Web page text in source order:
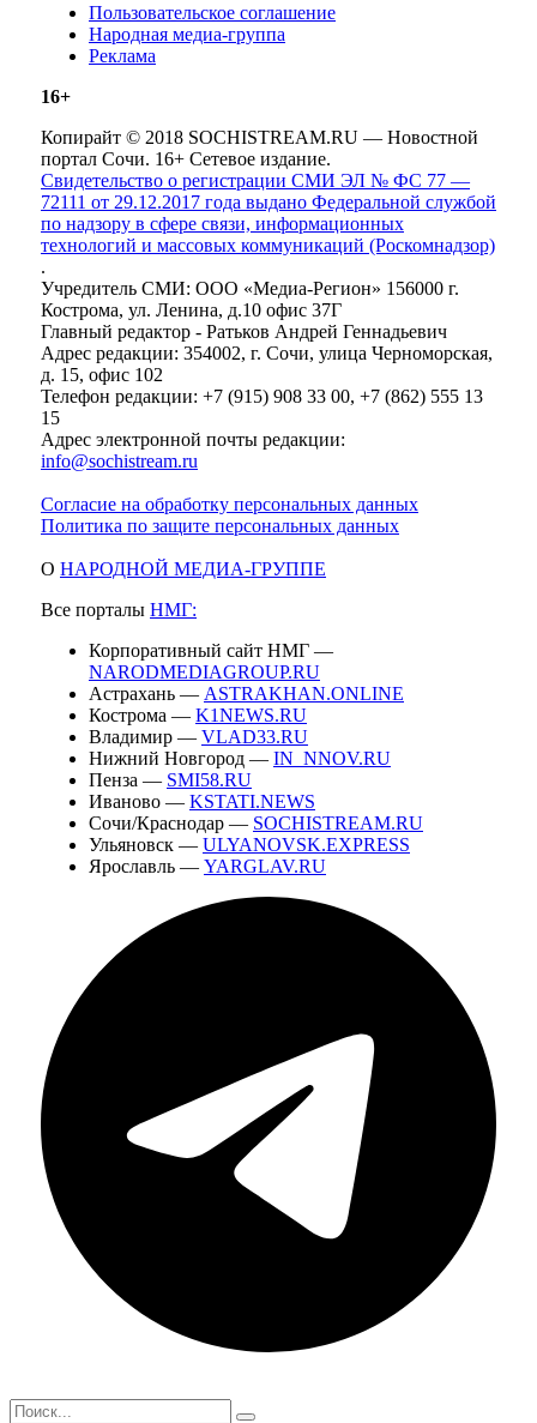
Пользовательское соглашение
Народная медиа-группа
Реклама
16+
Копирайт © 2018 SOCHISTREAM.RU — Новостной
портал Сочи. 16+ Сетевое издание.
Свидетельство о регистрации СМИ ЭЛ № ФС 77 —
72111 от 29.12.2017 года выдано Федеральной службой
по надзору в сфере связи, информационных
технологий и массовых коммуникаций (Роскомнадзор)
.
Учредитель СМИ: ООО «Медиа-Регион» 156000 г.
Кострома, ул. Ленина, д.10 офис 37Г
Главный редактор - Ратьков Андрей Геннадьевич
Адрес редакции: 354002, г. Сочи, улица Черноморская,
д. 15, офис 102
Телефон редакции: +7 (915) 908 33 00, +7 (862) 555 13
15
Адрес электронной почты редакции:
info@sochistream.ru
Согласие на обработку персональных данных
Политика по защите персональных данных
О НАРОДНОЙ МЕДИА-ГРУППЕ
Все порталы НМГ:
Корпоративный сайт НМГ —
NARODMEDIAGROUP.RU
Астрахань — ASTRAKHAN.ONLINE
Кострома — K1NEWS.RU
Владимир — VLAD33.RU
Нижний Новгород — IN_NNOV.RU
Пенза — SMI58.RU
Иваново — KSTATI.NEWS
Сочи/Краснодар — SOCHISTREAM.RU
Ульяновск — ULYANOVSK.EXPRESS
Ярославль — YARGLAV.RU